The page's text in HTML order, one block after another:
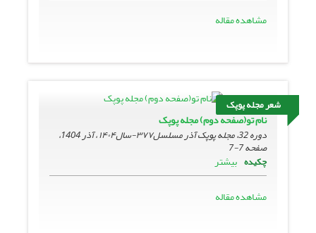
مشاهده مقاله
شعر مجله پوپک
نام تو(صفحه دوم) مجله پوپک
دوره 32، مجله پوپک آذر مسلسل۳۷۷-سال۱۴۰۴ ، آذر 1404،
صفحه7-7
چکیده بیشتر
مشاهده مقاله